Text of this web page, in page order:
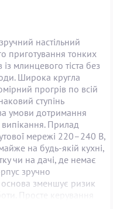
настільний
приготування тонких
млинцевого тіста без
Широка кругла
прогрів по всій
ступінь
умови дотримання
Прилад
мережі 220–240 В,
на будь-якій кухні,
чи на дачі, де немає
зручно
основа зменшує ризик
Просте керування
початківців: